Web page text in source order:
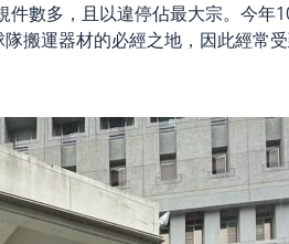
數多，且以違停佔最大宗。今
搬運器材的必經之地，因此經常